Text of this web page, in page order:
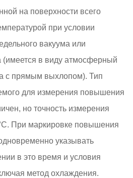
на поверхности всего
при условии
вакуума или
(имеется в виду атмосферный
с прямым выхлопом). Тип
для измерения повышения
но точность измерения
При маркировке повышения
указывать
в это время и условия
метод охлаждения.